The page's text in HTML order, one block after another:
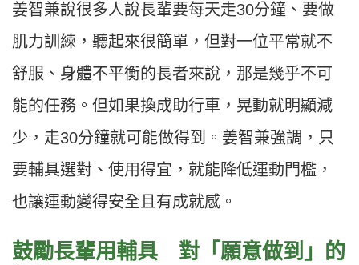
姜智兼說很多人說長輩要每天走30分鐘、要做
肌力訓練，聽起來很簡單，但對一位平常就不
舒服、身體不平衡的長者來說，那是幾乎不可
能的任務。但如果換成助行車，晃動就明顯減
少，走30分鐘就可能做得到。姜智兼強調，只
要輔具選對、使用得宜，就能降低運動門檻，
也讓運動變得安全且有成就感。
鼓勵長輩用輔具 對「願意做到」的